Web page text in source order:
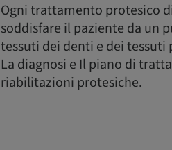
Ogni trattamento protesico
soddisfare il paziente da un
tessuti dei denti e dei
La diagnosi e Il piano di
riabilitazioni protesiche.